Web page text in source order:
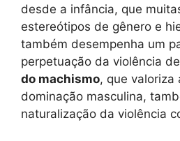
desde a infância, que
estereótipos de gênero e
também desempenha um
perpetuação da violência
do machismo, que valoriza
dominação masculina,
naturalização da violência